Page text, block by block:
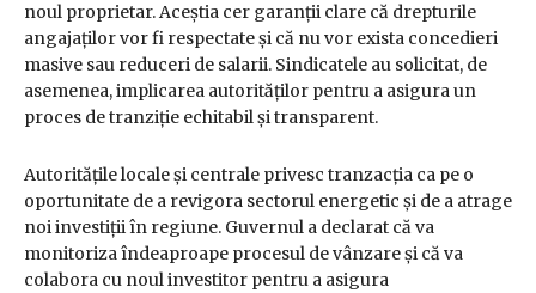
noul proprietar. Aceștia cer garanții clare că drepturile
angajaților vor fi respectate și că nu vor exista concedieri
masive sau reduceri de salarii. Sindicatele au solicitat, de
asemenea, implicarea autorităților pentru a asigura un
proces de tranziție echitabil și transparent.
Autoritățile locale și centrale privesc tranzacția ca pe o
oportunitate de a revigora sectorul energetic și de a atrage
noi investiții în regiune. Guvernul a declarat că va
monitoriza îndeaproape procesul de vânzare și că va
colabora cu noul investitor pentru a asigura